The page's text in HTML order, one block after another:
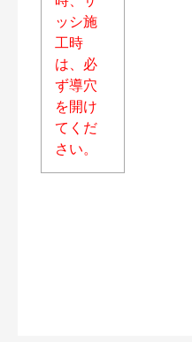
ッシ施
工時
は、必
ず導穴
を開け
てくだ
さい。